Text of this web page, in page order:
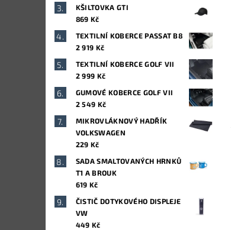
KŠILTOVKA GTI
869 Kč
TEXTILNÍ KOBERCE PASSAT B8
2 919 Kč
TEXTILNÍ KOBERCE GOLF VII
2 999 Kč
GUMOVÉ KOBERCE GOLF VII
2 549 Kč
MIKROVLÁKNOVÝ HADŘÍK
VOLKSWAGEN
229 Kč
SADA SMALTOVANÝCH HRNKŮ
T1 A BROUK
619 Kč
ČISTIČ DOTYKOVÉHO DISPLEJE
VW
449 Kč